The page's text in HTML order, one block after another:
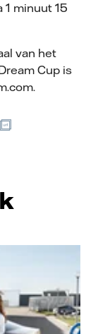
minuut 15
van het
Cup is